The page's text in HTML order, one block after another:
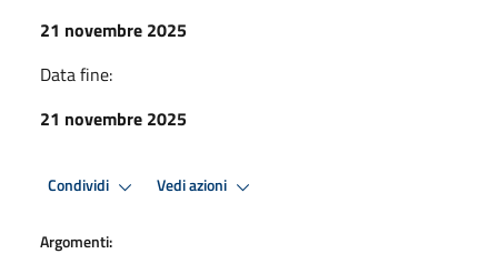
21 novembre 2025
Data fine:
21 novembre 2025
Condividi Vedi azioni
Argomenti: